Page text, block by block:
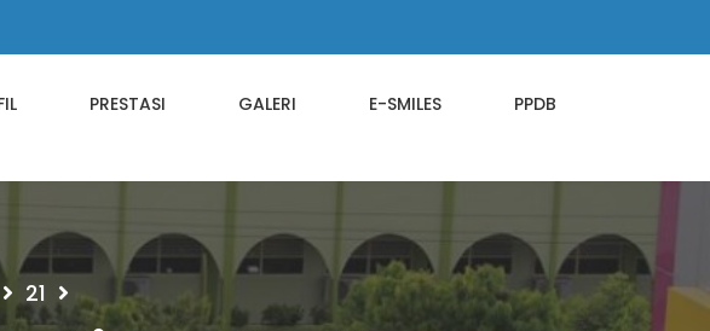
PRESTASI GALERI E-SMILES PPDB
21